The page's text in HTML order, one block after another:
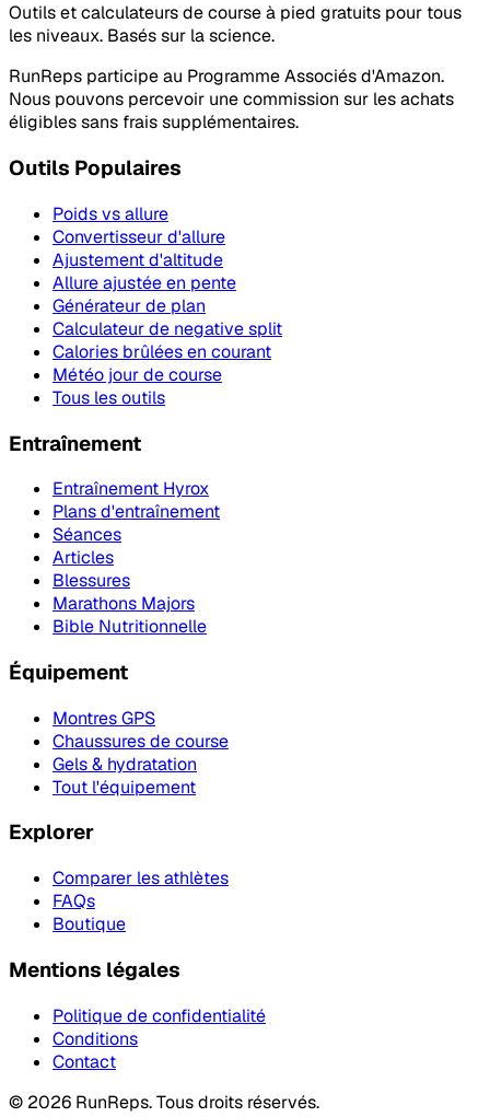
Outils et calculateurs de course à pied gratuits pour tous
les niveaux. Basés sur la science.
RunReps participe au Programme Associés d'Amazon.
Nous pouvons percevoir une commission sur les achats
éligibles sans frais supplémentaires.
Outils Populaires
Poids vs allure
Convertisseur d'allure
Ajustement d'altitude
Allure ajustée en pente
Générateur de plan
Calculateur de negative split
Calories brûlées en courant
Météo jour de course
Tous les outils
Entraînement
Entraînement Hyrox
Plans d'entraînement
Séances
Articles
Blessures
Marathons Majors
Bible Nutritionnelle
Équipement
Montres GPS
Chaussures de course
Gels & hydratation
Tout l'équipement
Explorer
Comparer les athlètes
FAQs
Boutique
Mentions légales
Politique de confidentialité
Conditions
Contact
© 2026 RunReps.Tous droits réservés.